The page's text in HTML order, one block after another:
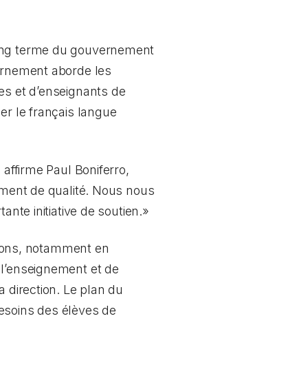
terme du gouvernement
aborde les
et d’enseignants de
le français langue
Paul Boniferro,
de qualité. Nous nous
initiative de soutien.»
notamment en
et de
direction. Le plan du
des élèves de